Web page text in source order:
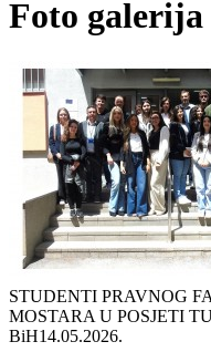
Foto galerija
STUDENTI PRAVNOG
MOSTARA U POSJETI
BiH14.05.2026.